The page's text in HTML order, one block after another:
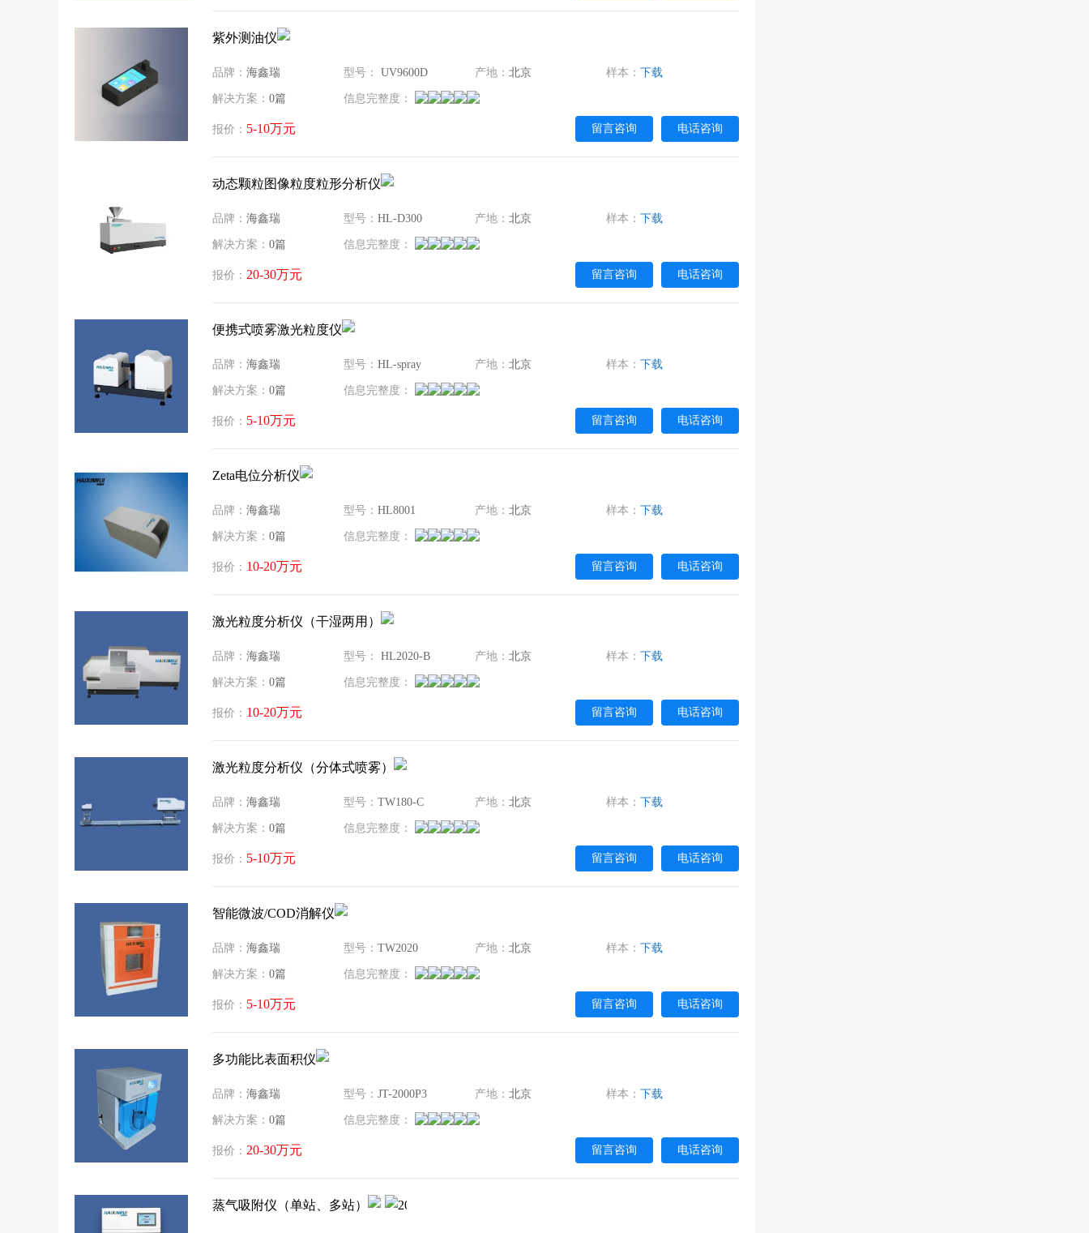
紫外测油仪
品牌： 海鑫瑞 型号： UV9600D 产地： 北京 样本： 下载
解决方案： 0篇 信息完整度：
报价： 5-10万元 留言咨询 电话咨询
动态颗粒图像粒度粒形分析仪
品牌： 海鑫瑞 型号： HL-D300 产地： 北京 样本： 下载
解决方案： 0篇 信息完整度：
报价： 20-30万元 留言咨询 电话咨询
便携式喷雾激光粒度仪
品牌： 海鑫瑞 型号： HL-spray 产地： 北京 样本： 下载
解决方案： 0篇 信息完整度：
报价： 5-10万元 留言咨询 电话咨询
Zeta电位分析仪
品牌： 海鑫瑞 型号： HL8001 产地： 北京 样本： 下载
解决方案： 0篇 信息完整度：
报价： 10-20万元 留言咨询 电话咨询
激光粒度分析仪（干湿两用）
品牌： 海鑫瑞 型号： HL2020-B 产地： 北京 样本： 下载
解决方案： 0篇 信息完整度：
报价： 10-20万元 留言咨询 电话咨询
激光粒度分析仪（分体式喷雾）
品牌： 海鑫瑞 型号： TW180-C 产地： 北京 样本： 下载
解决方案： 0篇 信息完整度：
报价： 5-10万元 留言咨询 电话咨询
智能微波/COD消解仪
品牌： 海鑫瑞 型号： TW2020 产地： 北京 样本： 下载
解决方案： 0篇 信息完整度：
报价： 5-10万元 留言咨询 电话咨询
多功能比表面积仪
品牌： 海鑫瑞 型号： JT-2000P3 产地： 北京 样本： 下载
解决方案： 0篇 信息完整度：
报价： 20-30万元 留言咨询 电话咨询
蒸气吸附仪（单站、多站）